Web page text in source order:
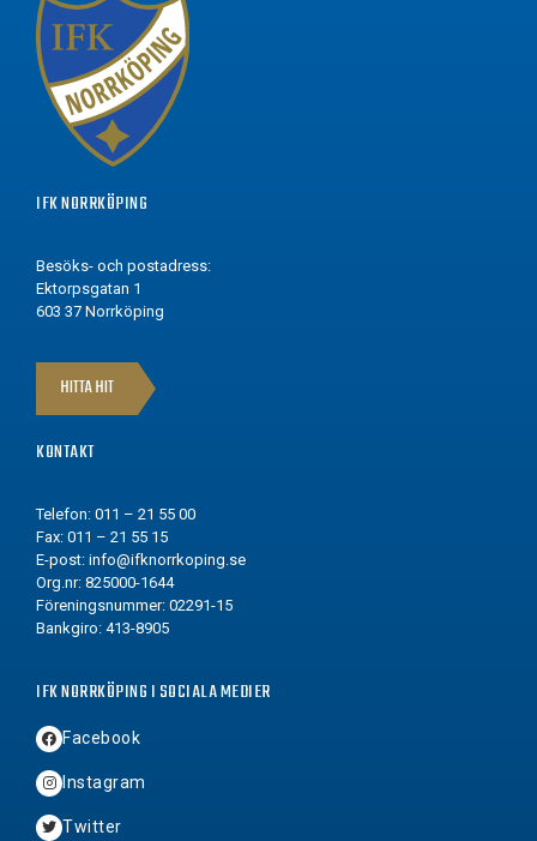
IFK NORRKÖPING
Besöks- och postadress:
Ektorpsgatan 1
603 37 Norrköping
HITTA HIT
KONTAKT
Telefon: 011 – 21 55 00
Fax: 011 – 21 55 15
E-post: info@ifknorrkoping.se
Org.nr: 825000-1644
Föreningsnummer: 02291-15
Bankgiro: 413-8905
IFK NORRKÖPING I SOCIALA MEDIER
Facebook
Instagram
Twitter